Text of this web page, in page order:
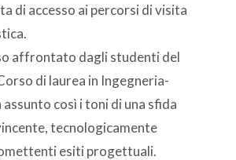
di accesso ai percorsi di visita
affrontato dagli studenti del
di laurea in Ingegneria-
così i toni di una sfida
tecnologicamente
esiti progettuali.